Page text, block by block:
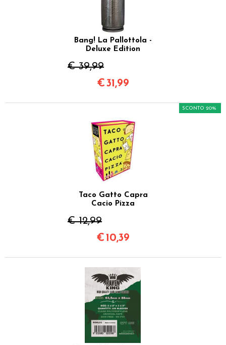
Bang! La Pallottola -
Deluxe Edition
€ 39,99
€31,99
Taco Gatto Capra
Cacio Pizza
€ 12,99
SCONTO 20%
€ 10,39